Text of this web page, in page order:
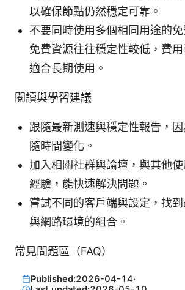
以確保節點仍然穩定可靠。
不要同時使用多個相同用途的
免費資源往往穩定性較低，費
適合長期使用。
閱讀與學習建議
跟隨最新測速與穩定性報告，
隨時間變化。
加入相關社群與論壇，與其他
經驗，能快速解決問題。
嘗試不同的客戶端與設定，找
與網路環境的組合。
常見問題區（FAQ）
Published:2026-04-14·